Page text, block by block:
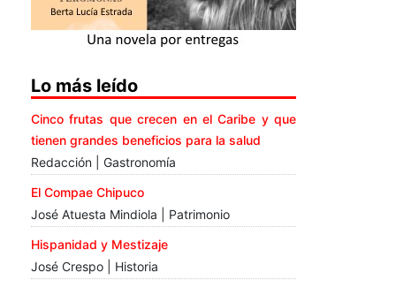
Lo más leído
Cinco frutas que crecen en el Caribe y que
tienen grandes beneficios para la salud
Redacción | Gastronomía
El Compae Chipuco
José Atuesta Mindiola | Patrimonio
Hispanidad y Mestizaje
José Crespo | Historia